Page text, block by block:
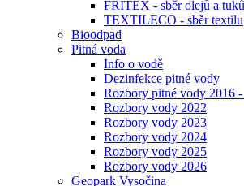
FRITEX - sběr olejů a tuků
TEXTILECO - sběr textilu
Bioodpad
Pitná voda
Info o vodě
Dezinfekce pitné vody
Rozbory pitné vody 2016 -
Rozbory vody 2022
Rozbory vody 2023
Rozbory vody 2024
Rozbory vody 2025
Rozbory vody 2026
Geopark Vysočina